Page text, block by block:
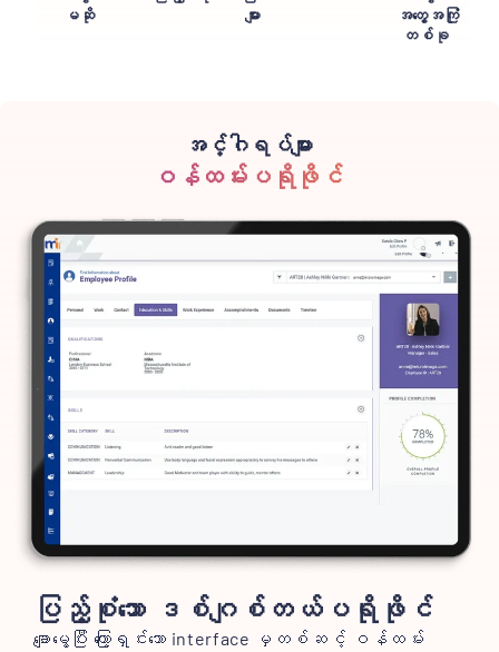
မဆို
များ
အတွေ့အကြုံ
တစ်ခု
အင်္ဂါရပ်များ
ဝန်ထမ်းပရိုဖိုင်
ပြည့်စုံသော ဒစ်ဂျစ်တယ်ပရိုဖိုင်
ချောမွေ့ပြီး ကြော့ရှင်းသော interface မှတစ်ဆင့် ဝန်ထမ်း